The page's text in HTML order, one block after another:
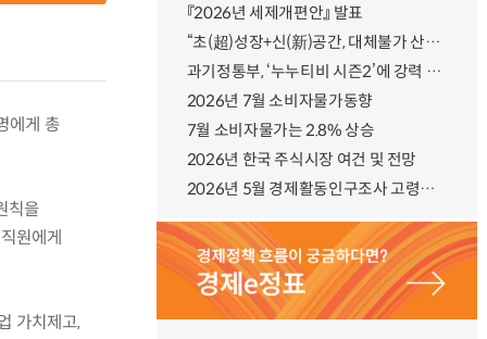
에게 총
칙을
원에게
가치제고,
『2026년 세제개편안』 발표
“초(超)성장+신(新)공간, 대체불가 산업강국”
과기정통부, ‘누누티비 시즌2’에 강력 대응 의지 밝혀
2026년 7월 소비자물가동향
7월 소비자물가는 2.8% 상승
2026년 한국 주식시장 여건 및 전망
2026년 5월 경제활동인구조사 고령층 부가조사 결과